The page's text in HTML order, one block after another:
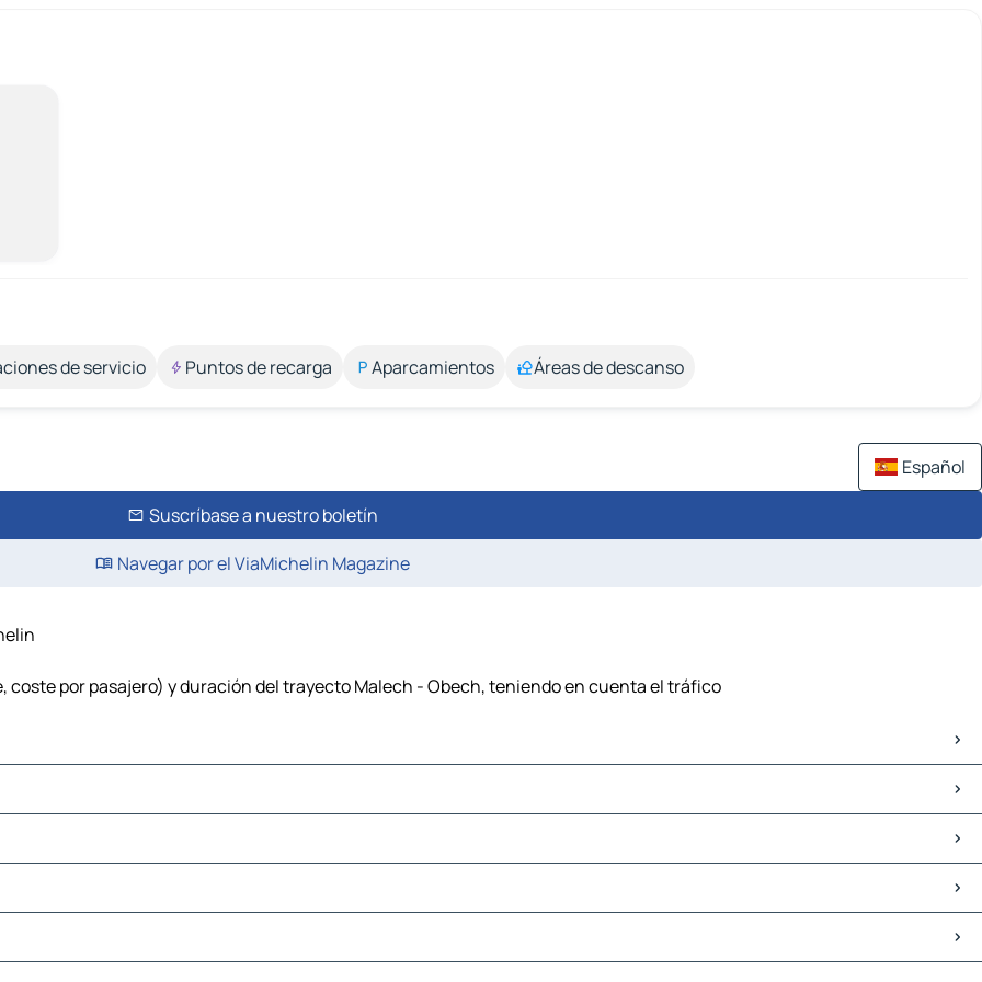
de servicio Puntos de recarga Aparcamientos Áreas de descanso
Español
Suscríbase a nuestro boletín
Navegar por el ViaMichelin Magazine
por pasajero) y duración del trayecto Malech - Obech, teniendo en cuenta el tráfico